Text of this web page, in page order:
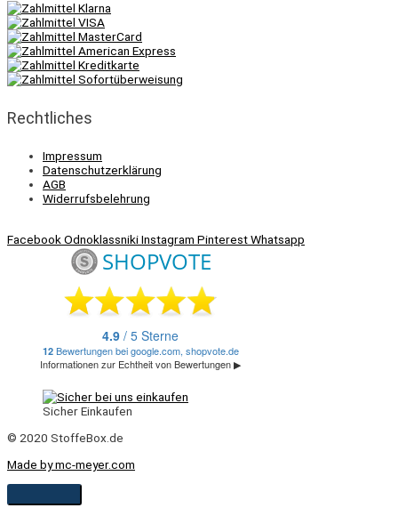
Rechtliches
Impressum
Datenschutzerklärung
AGB
Widerrufsbelehrung
FacebookOdnoklassnikiInstagram PinterestWhatsapp
Sicher Einkaufen
© 2020 StoffeBox.de
Made by mc-meyer.com